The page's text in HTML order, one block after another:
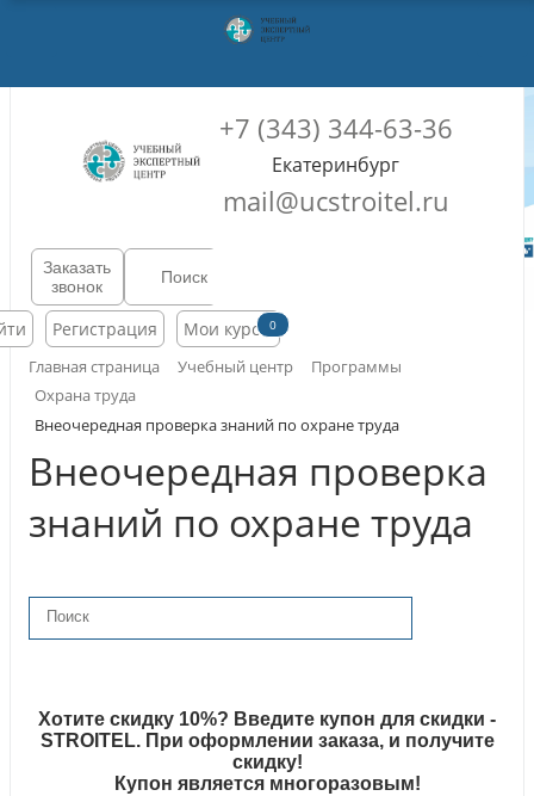
+7 (343) 344-63-36
Екатеринбург
mail@ucstroitel.ru
Заказать
звонок
Регистрация Мои курсы0
Главная страница Учебный центр
Программы
Охрана труда
Внеочередная проверка знаний по охране труда
Внеочередная проверка
знаний по охране труда
Хотите скидку 10%? Введите купон для скидки -
STROITEL. При оформлении заказа, и получите
скидку!
Купон является многоразовым!